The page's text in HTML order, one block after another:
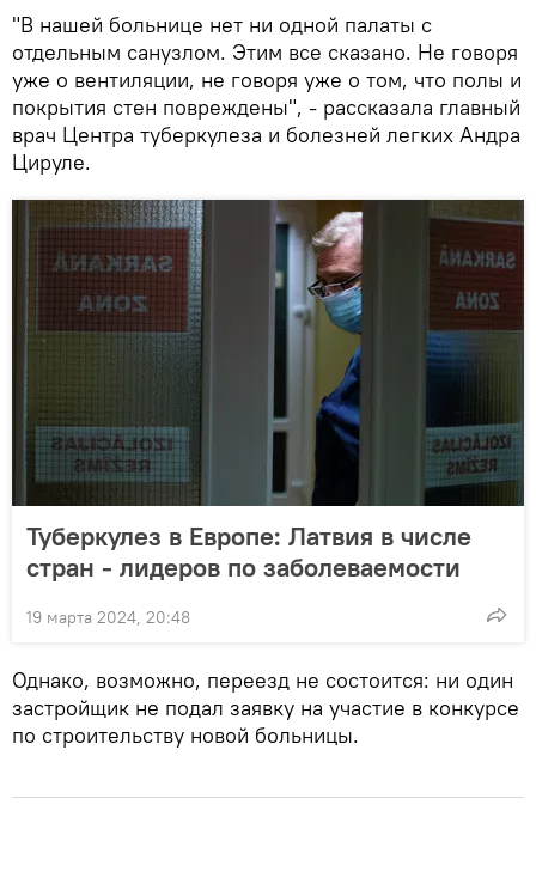
"В нашей больнице нет ни одной палаты с
отдельным санузлом. Этим все сказано. Не говоря
уже о вентиляции, не говоря уже о том, что полы и
покрытия стен повреждены", - рассказала главный
врач Центра туберкулеза и болезней легких Андра
Цируле.
Туберкулез в Европе: Латвия в числе
стран - лидеров по заболеваемости
19 марта 2024, 20:48
Однако, возможно, переезд не состоится: ни один
застройщик не подал заявку на участие в конкурсе
по строительству новой больницы.